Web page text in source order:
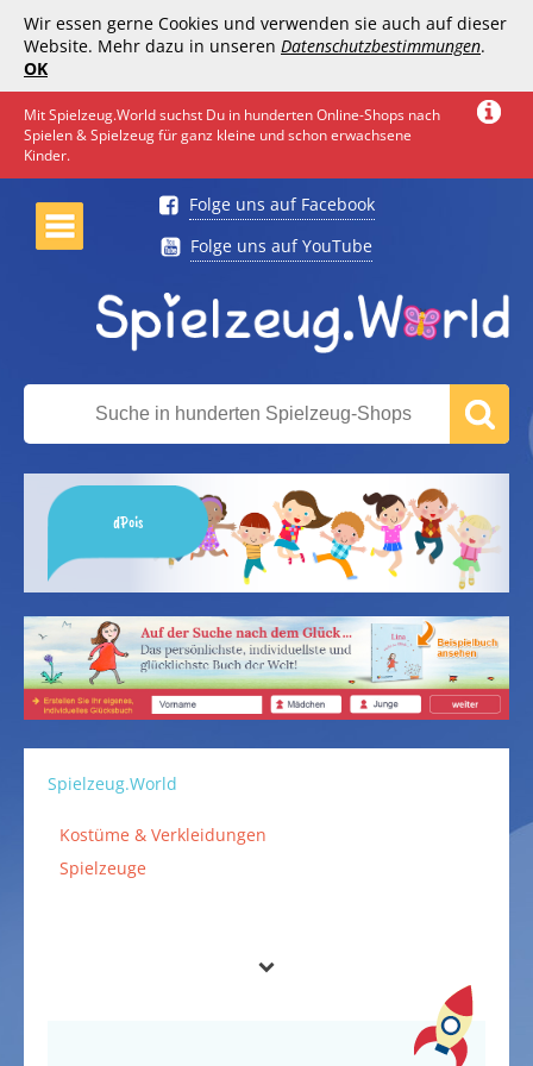
Wir essen gerne Cookies und verwenden sie auch auf dieser
Website. Mehr dazu in unseren Datenschutzbestimmungen.
OK
Mit Spielzeug.World suchst Du in hunderten Online-Shops nach
Spielen & Spielzeug für ganz kleine und schon erwachsene
Kinder.
Folge uns auf Facebook
Folge uns auf YouTube
dPois
Spielzeug.World
Kostüme & Verkleidungen
Spielzeuge